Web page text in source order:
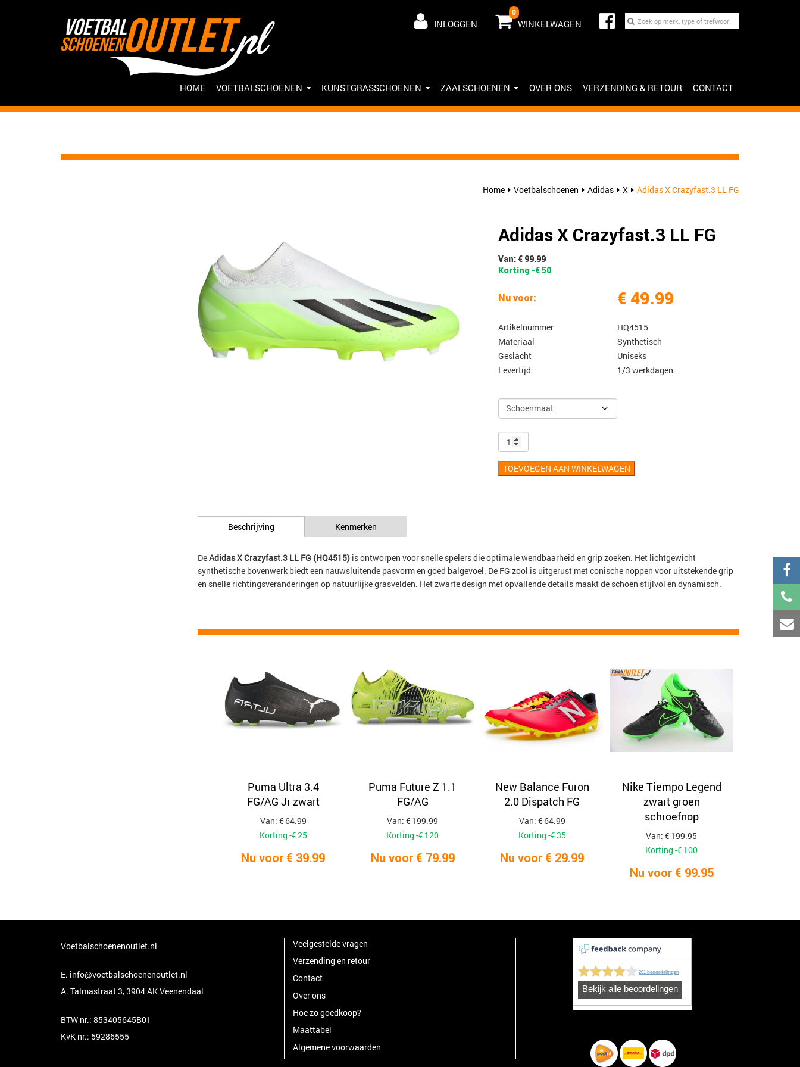
INLOGGEN
0
WINKELWAGEN
HOME VOETBALSCHOENEN KUNSTGRASSCHOENEN ZAALSCHOENEN OVER ONS VERZENDING & RETOUR CONTACT
Home Voetbalschoenen Adidas X Adidas X Crazyfast.3 LL FG
Adidas X Crazyfast.3 LL FG
Van: € 99.99
Korting -€ 50
Nu voor: € 49.99
Artikelnummer
HQ4515
Materiaal
Synthetisch
Geslacht
Uniseks
Levertijd
1/3 werkdagen
TOEVOEGEN AAN WINKELWAGEN
Beschrijving Kenmerken
DeAdidas X Crazyfast.3 LL FG (HQ4515) is ontworpen voor snelle spelers die optimale wendbaarheid en grip zoeken. Het lichtgewicht
synthetische bovenwerk biedt een nauwsluitende pasvorm en goed balgevoel. De FG zool is uitgerust met conische noppen voor uitstekende grip
en snelle richtingsveranderingen op natuurlijke grasvelden. Het zwarte design met opvallende details maakt de schoen stijlvol en dynamisch.
Puma Ultra 3.4
FG/AG Jr zwart
Van: € 64.99
Korting -€ 25
Nu voor € 39.99
Puma Future Z 1.1
FG/AG
Van: € 199.99
Korting -€ 120
Nu voor € 79.99
New Balance Furon
2.0 Dispatch FG
Van: € 64.99
Korting -€ 35
Nu voor € 29.99
Nike Tiempo Legend
zwart groen
schroefnop
Van: € 199.95
Korting -€ 100
Nu voor € 99.95
Voetbalschoenenoutlet.nl
E. info@voetbalschoenenoutlet.nl
A. Talmastraat 3, 3904 AK Veenendaal
BTW nr.: 853405645B01
KvK nr.: 59286555
Veelgestelde vragen
Verzending en retour
Contact
Over ons
Hoe zo goedkoop?
Maattabel
Algemene voorwaarden